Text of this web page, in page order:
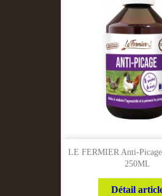
LE FERMIER Anti-
250ML
Détail